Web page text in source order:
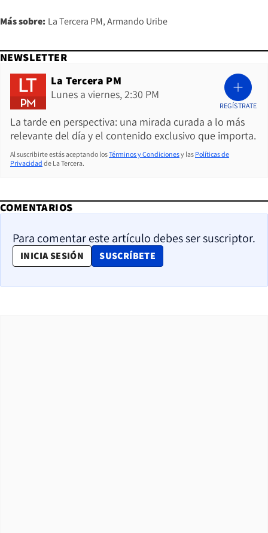
Más sobre: La Tercera PM Armando Uribe
NEWSLETTER
La Tercera PM
Lunes a viernes, 2:30 PM
La tarde en perspectiva: una mirada curada a lo más
relevante del día y el contenido exclusivo que importa.
REGÍSTRATE
Al suscribirte estás aceptando losTérminos y Condicionesy las Políticas de
Privacidad de La Tercera.
COMENTARIOS
Para comentar este artículo debes ser suscriptor.
INICIA SESIÓN SUSCRÍBETE
OPENS IN NEW WINDOW